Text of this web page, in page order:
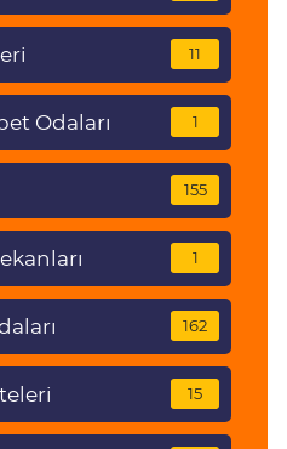
11
Odaları 1
155
1
162
15